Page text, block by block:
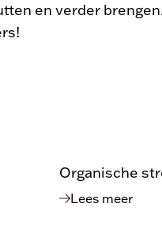
en verder
Organische
Lees meer